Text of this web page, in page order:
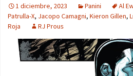
1 diciembre, 2023 Panini Al
Patrulla-X, Jacopo Camagni, Kieron Gillen,
Roja
RJ Prous